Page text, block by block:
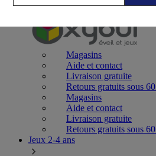
Magasins
Aide et contact
Livraison gratuite
Retours gratuits sous
Magasins
Aide et contact
Livraison gratuite
Retours gratuits sous
Jeux 2-4 ans